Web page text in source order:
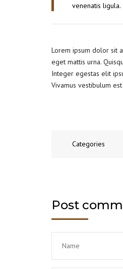
venenatis
Lorem ipsum dolor sit
eget mattis urna.
Integer egestas elit
Vivamus vestibulum
Categories
Post